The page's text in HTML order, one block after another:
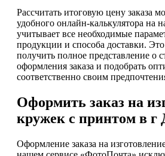
Рассчитать итоговую цену заказа
удобного онлайн-калькулятора на
учитывает все необходимые
продукции и способа доставки.
получить полное представление о
оформления заказа и подобрать
соответственно своим
Оформить заказ на
кружек с принтом в г
Оформление заказа на